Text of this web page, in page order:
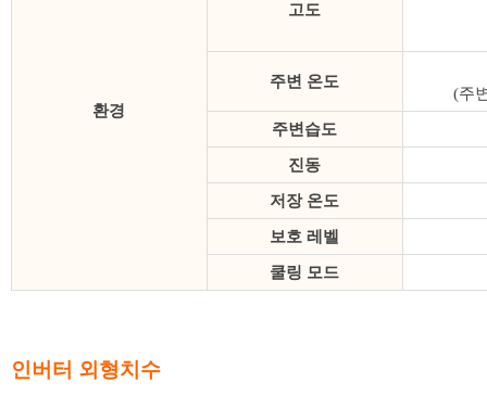
환경
고도
주변 온도
(주
주변습도
진동
저장 온도
보호 레벨
쿨링 모드
인버터 외형치수